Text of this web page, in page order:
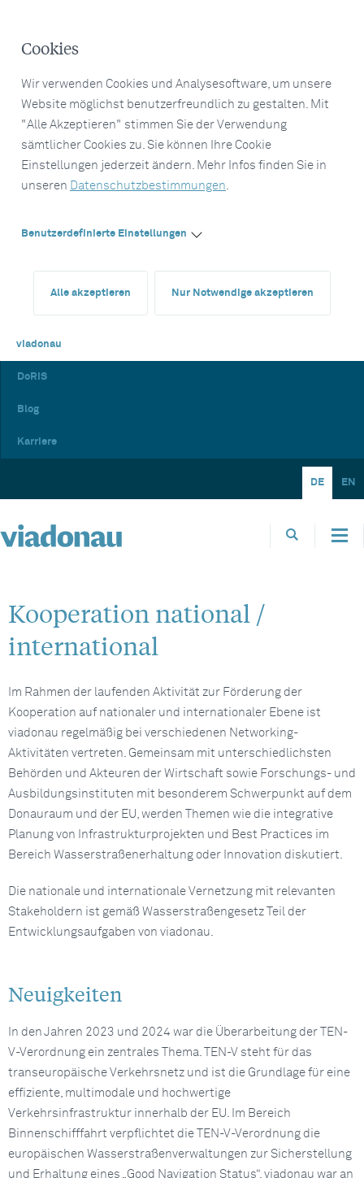
Cookies
Wir verwenden Cookies und Analysesoftware, um unsere
Website möglichst benutzerfreundlich zu gestalten. Mit
"Alle Akzeptieren" stimmen Sie der Verwendung
sämtlicher Cookies zu. Sie können Ihre Cookie
Einstellungen jederzeit ändern. Mehr Infos finden Sie in
unseren Datenschutzbestimmungen.
Benutzerdefinierte Einstellungen
Alle akzeptieren Nur Notwendige akzeptieren
viadonau
DoRIS
Blog
Karriere
DE EN
Kooperation national /
international
Im Rahmen der laufenden Aktivität zur Förderung der
Kooperation auf nationaler und internationaler Ebene ist
viadonau regelmäßig bei verschiedenen Networking-
Aktivitäten vertreten. Gemeinsam mit unterschiedlichsten
Behörden und Akteuren der Wirtschaft sowie Forschungs- und
Ausbildungsinstituten mit besonderem Schwerpunkt auf dem
Donauraum und der EU, werden Themen wie die integrative
Planung von Infrastrukturprojekten und Best Practices im
Bereich Wasserstraßenerhaltung oder Innovation diskutiert.
Die nationale und internationale Vernetzung mit relevanten
Stakeholdern ist gemäß Wasserstraßengesetz Teil der
Entwicklungsaufgaben von viadonau.
Neuigkeiten
In den Jahren 2023 und 2024 war die Überarbeitung der TEN-
V-Verordnung ein zentrales Thema. TEN-V steht für das
transeuropäische Verkehrsnetz und ist die Grundlage für eine
effiziente, multimodale und hochwertige
Verkehrsinfrastruktur innerhalb der EU. Im Bereich
Binnenschifffahrt verpflichtet die TEN-V-Verordnung die
europäischen Wasserstraßenverwaltungen zur Sicherstellung
und Erhaltung eines „Good Navigation Status“. viadonau war an